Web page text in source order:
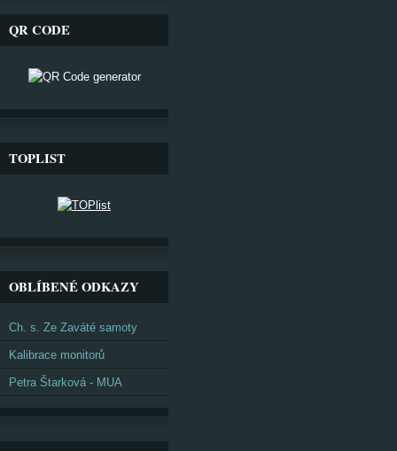
QR CODE
TOPLIST
OBLÍBENÉ ODKAZY
Ch. s. Ze Zaváté samoty
Kalibrace monitorů
Petra Štarková - MUA